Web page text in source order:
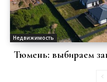
Недвижимость
Тюмень: выбираем